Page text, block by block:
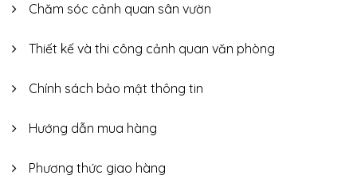
Chăm sóc cảnh quan sân vườn
Thiết kế và thi công cảnh quan văn phòng
Chính sách bảo mật thông tin
Hướng dẫn mua hàng
Phương thức giao hàng